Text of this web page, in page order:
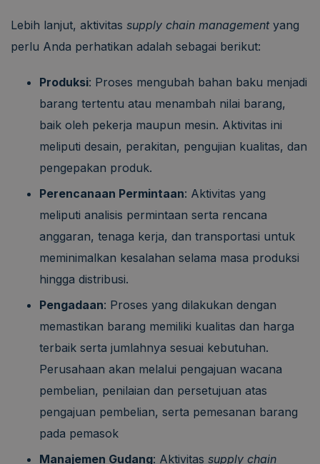
Lebih lanjut, aktivitas supply chain managementyang
perlu Anda perhatikan adalah sebagai berikut:
Produksi: Proses mengubah bahan baku menjadi
barang tertentu atau menambah nilai barang,
baik oleh pekerja maupun mesin. Aktivitas ini
meliputi desain, perakitan, pengujian kualitas, dan
pengepakan produk.
Perencanaan Permintaan: Aktivitas yang
meliputi analisis permintaan serta rencana
anggaran, tenaga kerja, dan transportasi untuk
meminimalkan kesalahan selama masa produksi
hingga distribusi.
Pengadaan: Proses yang dilakukan dengan
memastikan barang memiliki kualitas dan harga
terbaik serta jumlahnya sesuai kebutuhan.
Perusahaan akan melalui pengajuan wacana
pembelian, penilaian dan persetujuan atas
pengajuan pembelian, serta pemesanan barang
pada pemasok
Manajemen Gudang: Aktivitas supply chain